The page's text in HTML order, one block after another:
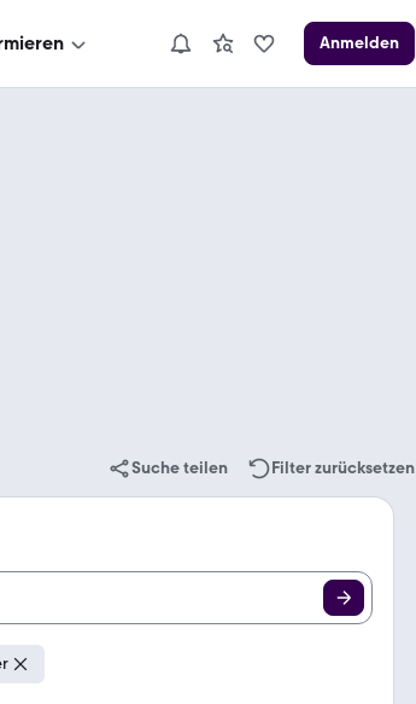
Anmelden
Suche teilen Filter zurücksetzen